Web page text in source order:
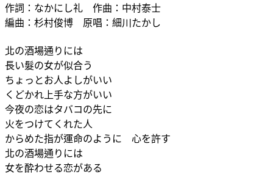
作詞：なかにし礼 作曲：中村泰士
編曲：杉村俊博 原唱：細川たかし
北の酒場通りには
長い髮の女が似合う
ちょっとお人よしがいい
くどかれ上手な方がいい
今夜の恋はタバコの先に
火をつけてくれた人
からめた指が運命のように 心を許す
北の酒場通りには
女を酔わせる恋がある